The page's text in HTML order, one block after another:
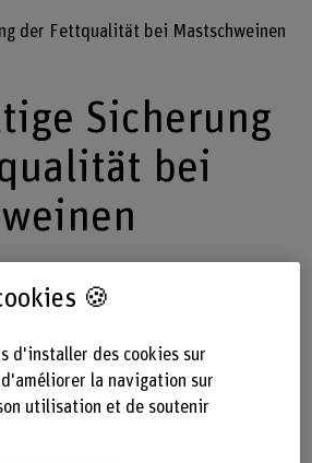
der Fettqualität bei Mastschweinen
Sicherung
bei
durch eine moderne
abgelöst, welche
der
erlaubt und unter
hohen Qualität mehr
🍪
d'installer des cookies sur
la navigation sur
utilisation et de soutenir